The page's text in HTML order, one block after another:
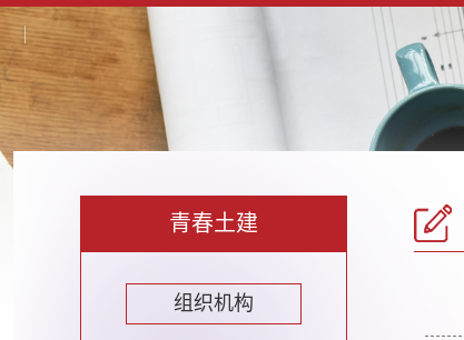
青春土建
组织机构